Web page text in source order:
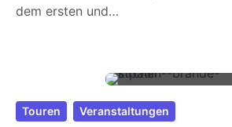
dem ersten und…
Touren Veranstaltungen